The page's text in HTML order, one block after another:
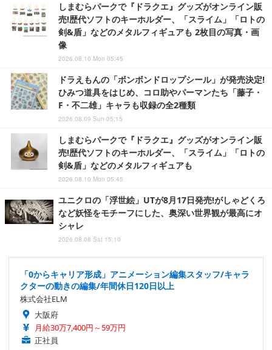
しまむらパークで『ドラクエ』グッズがオンライン販
売!歴代ソフトのキーホルダー、「スライム」「ロトの
剣&盾」などのメタルフィギュアも 2枚目の写真・画
像
2026.08.10 Mon 05:45
ドラえもんの「ボンボンドロップシール」が発売決定!
ひみつ道具をはじめ、コロ助やパーマンたち「藤子・
F・不二雄」キャラも収録の全2種類
2026.08.09 Sun 05:15
しまむらパークで『ドラクエ』グッズがオンライン販
売!歴代ソフトのキーホルダー、「スライム」「ロトの
剣&盾」などのメタルフィギュアも
2026.08.10 Mon 05:45
ユニクロの「浮世絵」UTが8月17日発売!がしゃどくろ
など妖怪をモチーフにした、奥深い世界観が最高にオ
シャレ
2026.08.08 Sat 15:10
「0からキャリア形成」アニメーション編集スタッフ/キャラ
クターの動きの編集/年間休日120日以上
株式会社ELM
大阪府
月給30万7,400円～59万円
正社員